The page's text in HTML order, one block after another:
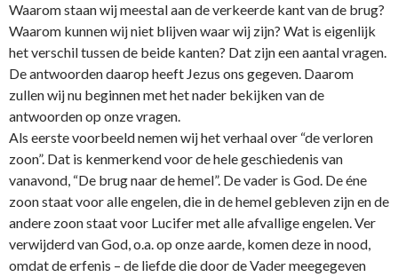
Waarom staan wij meestal aan de verkeerde kant van de brug?
Waarom kunnen wij niet blijven waar wij zijn? Wat is eigenlijk
het verschil tussen de beide kanten? Dat zijn een aantal vragen.
De antwoorden daarop heeft Jezus o­ns gegeven. Daarom
zullen wij nu beginnen met het nader bekijken van de
antwoorden op o­nze vragen.
Als eerste voorbeeld nemen wij het verhaal over “de verloren
zoon”. Dat is kenmerkend voor de hele geschiedenis van
vanavond, “De brug naar de hemel”. De vader is God. De éne
zoon staat voor alle engelen, die in de hemel gebleven zijn en de
andere zoon staat voor Lucifer met alle afvallige engelen. Ver
verwijderd van God, o.a. op o­nze aarde, komen deze in nood,
omdat de erfenis – de liefde die door de Vader meegegeven